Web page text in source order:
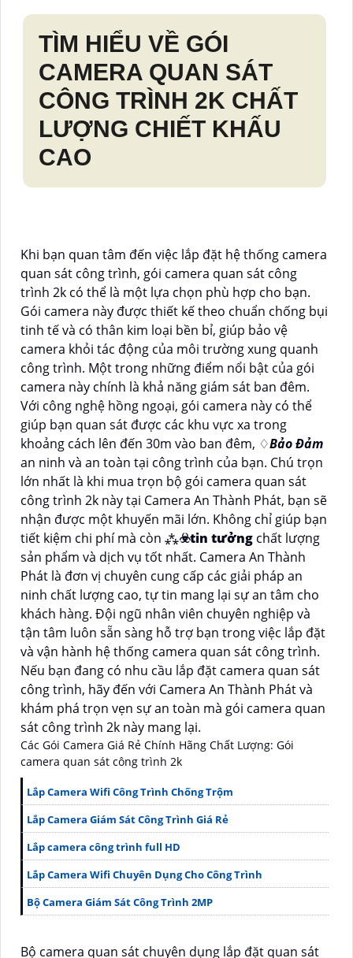
TÌM HIỂU VỀ GÓI
CAMERA QUAN SÁT
CÔNG TRÌNH 2K CHẤT
LƯỢNG CHIẾT KHẤU
CAO
Khi bạn quan tâm đến việc lắp đặt hệ thống camera
quan sát công trình, gói camera quan sát công
trình 2k có thể là một lựa chọn phù hợp cho bạn.
Gói camera này được thiết kế theo chuẩn chống bụi
tinh tế và có thân kim loại bền bỉ, giúp bảo vệ
camera khỏi tác động của môi trường xung quanh
công trình. Một trong những điểm nổi bật của gói
camera này chính là khả năng giám sát ban đêm.
Với công nghệ hồng ngoại, gói camera này có thể
giúp bạn quan sát được các khu vực xa trong
khoảng cách lên đến 30m vào ban đêm, ♢Bảo Đảm
an ninh và an toàn tại công trình của bạn. Chú trọn
lớn nhất là khi mua trọn bộ gói camera quan sát
công trình 2k này tại Camera An Thành Phát, bạn sẽ
nhận được một khuyến mãi lớn. Không chỉ giúp bạn
tiết kiệm chi phí mà còn ⁂☣️tin tưởng chất lượng
sản phẩm và dịch vụ tốt nhất. Camera An Thành
Phát là đơn vị chuyên cung cấp các giải pháp an
ninh chất lượng cao, tự tin mang lại sự an tâm cho
khách hàng. Đội ngũ nhân viên chuyên nghiệp và
tận tâm luôn sẵn sàng hỗ trợ bạn trong việc lắp đặt
và vận hành hệ thống camera quan sát công trình.
Nếu bạn đang có nhu cầu lắp đặt camera quan sát
công trình, hãy đến với Camera An Thành Phát và
khám phá trọn vẹn sự an toàn mà gói camera quan
sát công trình 2k này mang lại.
Các Gói Camera Giá Rẻ Chính Hãng Chất Lượng: Gói
camera quan sát công trình 2k
Lắp Camera Wifi Công Trình Chống Trộm
Lắp Camera Giám Sát Công Trình Giá Rẻ
Lắp camera công trình full HD
Lắp Camera Wifi Chuyên Dụng Cho Công Trình
Bộ Camera Giám Sát Công Trình 2MP
Bộ camera quan sát chuyên dụng lắp đặt quan sát